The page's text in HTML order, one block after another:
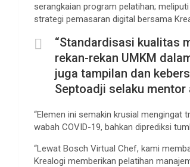
serangkaian program pelatihan;
strategi pemasaran digital bersama
“Standardisasi kualitas
rekan-rekan UMKM
juga tampilan dan
Septoadji selaku
“Elemen ini semakin krusial mengingat
wabah COVID-19, bahkan diprediksi
“Lewat Bosch Virtual Chef, kami
Krealogi memberikan pelatihan